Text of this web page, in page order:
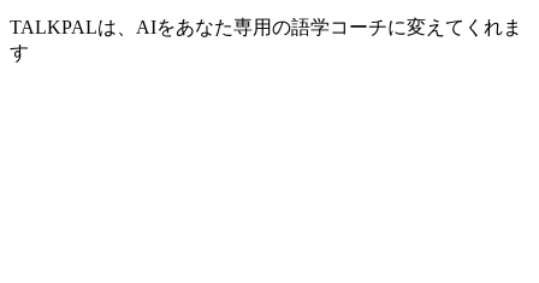
TALKPALは、AIをあなた専用の語学コーチに変えてくれま
す